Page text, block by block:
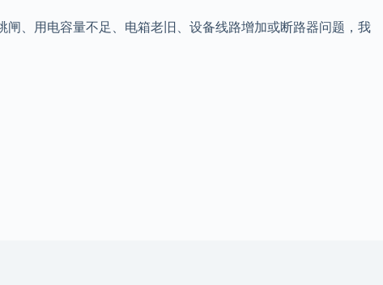
闸、用电容量不足、电箱老旧、设备线路增加或断路器问题，我